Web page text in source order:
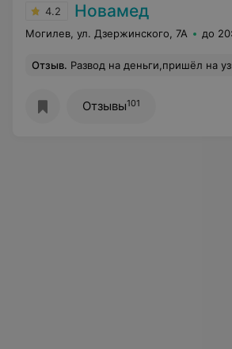
4.2 Новамед
Могилев, ул. Дзержинского, 7А до
Отзыв. Развод на деньги,пришёл на узи - а посчитали и консультацию и
Отзывы101